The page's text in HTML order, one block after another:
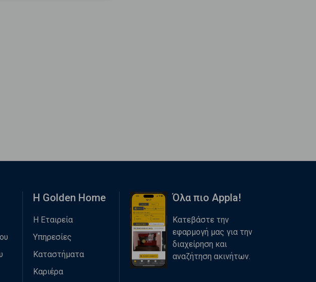
Η Golden Home
Η Εταιρεία
Υπηρεσίες
Καταστήματα
Καριέρα
Όλα πιο Appla!
Κατεβάστε την
εφαρμογή μας για την
διαχείρηση και
αναζήτηση ακινήτων.